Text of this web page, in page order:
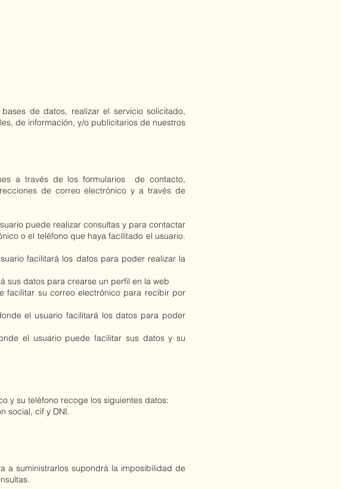
de datos, realizar el servicio solicitado,
de información, y/o publicitarios de nuestros
a través de los formularios de contacto,
de correo electrónico y a través de
puede realizar consultas y para contactar
o el teléfono que haya facilitado el usuario.
facilitará los datos para poder realizar la
sus datos para crearse un perfil en la web
facilitar su correo electrónico para recibir por
el usuario facilitará los datos para poder
el usuario puede facilitar sus datos y su
y su teléfono recoge los siguientes datos:
social, cif y DNI.
a suministrarlos supondrá la imposibilidad de